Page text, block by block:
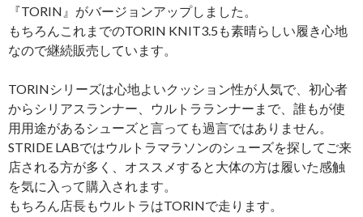
『TORIN』がバージョンアップしました。
もちろんこれまでのTORIN KNIT3.5も素晴らしい履き心地
なので継続販売しています。
TORINシリーズは心地よいクッション性が人気で、初心者
からシリアスランナー、ウルトラランナーまで、誰もが使
用用途があるシューズと言っても過言ではありません。
STRIDE LABではウルトラマラソンのシューズを探してご来
店される方が多く、オススメすると大体の方は履いた感触
を気に入って購入されます。
もちろん店長もウルトラはTORINで走ります。